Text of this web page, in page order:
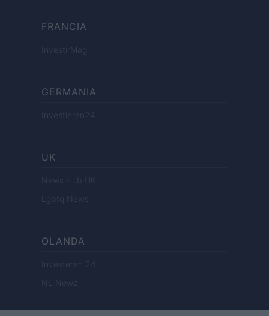
FRANCIA
InvestirMag
GERMANIA
Investieren24
UK
News Hub UK
Lgbtq News
OLANDA
Investeren 24
NL Newz